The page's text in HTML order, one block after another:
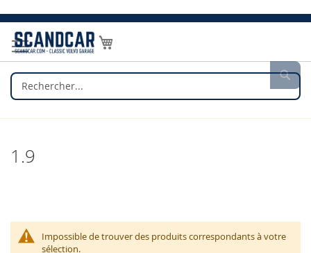
Allez
au
contenu
Mon panier
1.9
Impossible de trouver des produits correspondants à votre
sélection.